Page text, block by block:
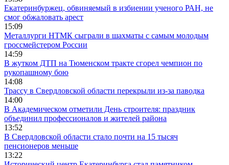
Екатеринбуржец, обвиняемый в избиении ученого РАН, не
смог обжаловать арест
15:09
Металлурги НТМК сыграли в шахматы с самым молодым
гроссмейстером России
14:59
В жутком ДТП на Тюменском тракте сгорел чемпион по
рукопашному бою
14:08
Трассу в Свердловской области перекрыли из-за паводка
14:00
В Академическом отметили День строителя: праздник
объединил профессионалов и жителей района
13:52
В Свердловской области стало почти на 15 тысяч
пенсионеров меньше
13:22